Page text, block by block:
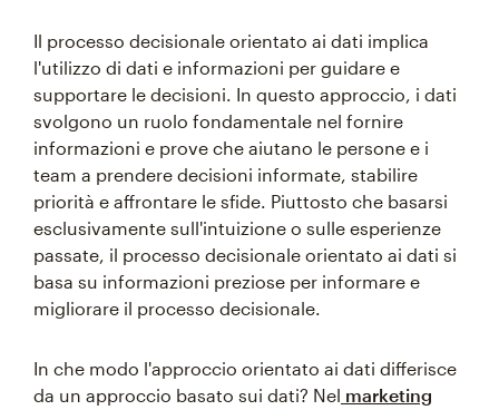
Il processo decisionale orientato ai dati implica
l'utilizzo di dati e informazioni per guidare e
supportare le decisioni. In questo approccio, i dati
svolgono un ruolo fondamentale nel fornire
informazioni e prove che aiutano le persone e i
team a prendere decisioni informate, stabilire
priorità e affrontare le sfide. Piuttosto che basarsi
esclusivamente sull'intuizione o sulle esperienze
passate, il processo decisionale orientato ai dati si
basa su informazioni preziose per informare e
migliorare il processo decisionale.
In che modo l'approccio orientato ai dati differisce
da un approccio basato sui dati? Nel marketing